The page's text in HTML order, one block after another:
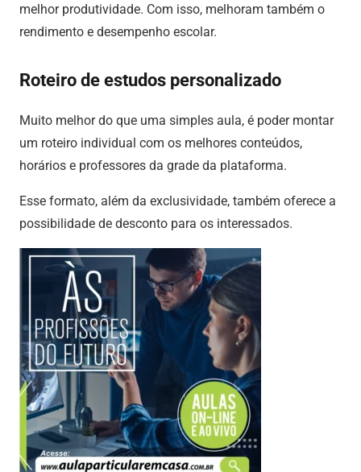
melhor produtividade. Com isso, melhoram também o
rendimento e desempenho escolar.
Roteiro de estudos personalizado
Muito melhor do que uma simples aula, é poder montar
um roteiro individual com os melhores conteúdos,
horários e professores da grade da plataforma.
Esse formato, além da exclusividade, também oferece a
possibilidade de desconto para os interessados.